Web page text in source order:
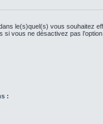
le(s)quel(s) vous souhaitez
si vous ne désactivez pas
: